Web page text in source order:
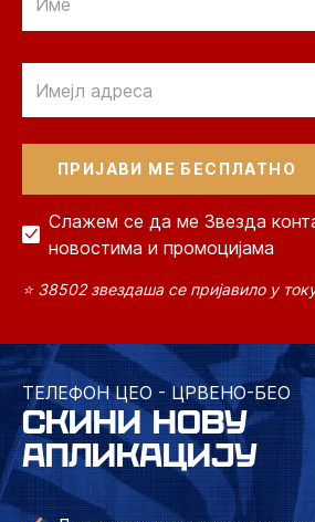
Слажем се да ме Звезда
новостима и промоцијама
⭐ 38502 звездаша се пријавило у
ТЕЛЕФОН ЦЕО - ЦРВЕНО-БЕО
СКИНИ НОВУ
АПЛИКАЦИЈУ